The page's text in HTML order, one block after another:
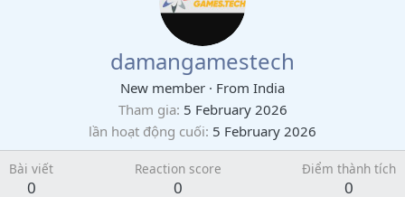
damangamestech
New member · From India
Tham gia 5 February 2026
lần hoạt động cuối 5 February 2026
Bài viết
0
Reaction score
0
Điểm thành tích
0